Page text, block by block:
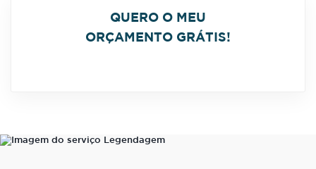
QUERO O MEU
ORÇAMENTO GRÁTIS!